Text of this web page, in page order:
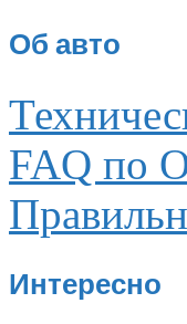
Об авто
FAQ по
Интересно